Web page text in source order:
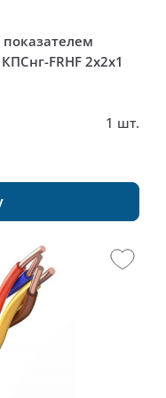
FRHF 2x2x1
1 шт.